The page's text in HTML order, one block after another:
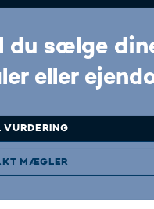
du sælge
eller
VURDERING
MÆGLER